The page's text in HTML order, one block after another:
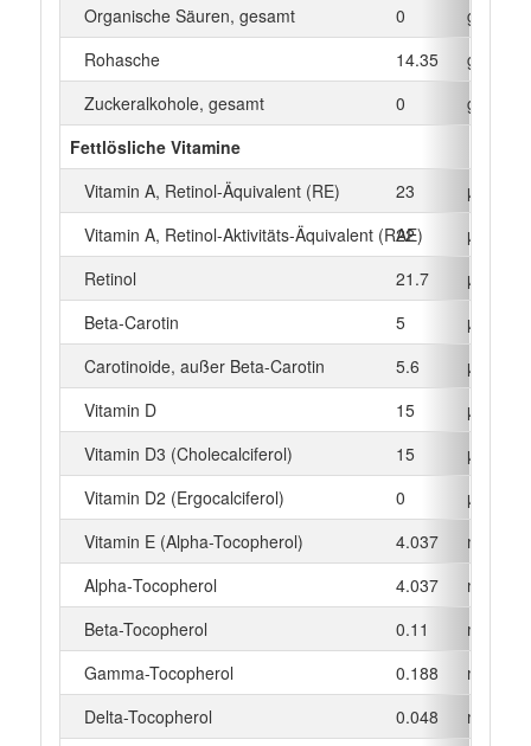
Organische Säuren, gesamt
0
g
Rohasche
14.35
g
Zuckeralkohole, gesamt
0
g
Fettlösliche Vitamine
Vitamin A, Retinol-Äquivalent (RE)
23
µg
Vitamin A, Retinol-Aktivitäts-Äquivalent (RAE)
22
µg
Retinol
21.7
µg
Beta‑Carotin
5
µg
Carotinoide, außer Beta-Carotin
5.6
µg
Vitamin D
15
µg
Vitamin D3 (Cholecalciferol)
15
µg
Vitamin D2 (Ergocalciferol)
0
µg
Vitamin E (Alpha-Tocopherol)
4.037
mg
Alpha‑Tocopherol
4.037
mg
Beta-Tocopherol
0.11
mg
Gamma-Tocopherol
0.188
mg
Delta-Tocopherol
0.048
mg